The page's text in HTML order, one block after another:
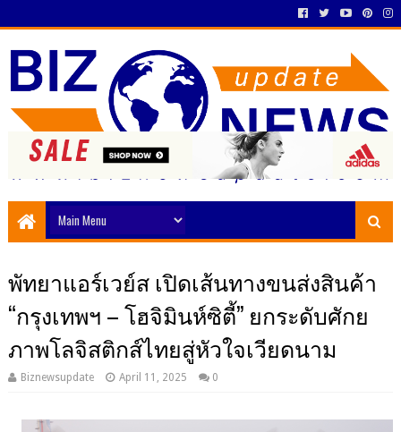
พัทยาแอร์เวย์ส เปิดเส้นทางขนส่งสินค้า
“กรุงเทพฯ – โฮจิมินห์ซิตี้” ยกระดับศักย
ภาพโลจิสติกส์ไทยสู่หัวใจเวียดนาม
Biznewsupdate April 11, 2025 0